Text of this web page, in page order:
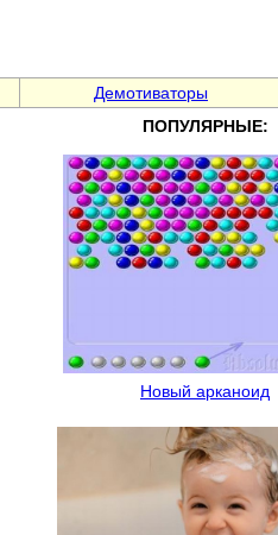
Демотиваторы
ПОПУЛЯРНЫЕ:
Новый арканоид